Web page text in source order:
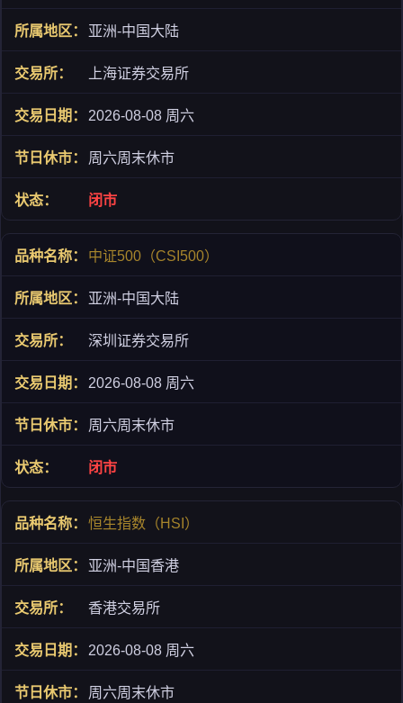
亚洲-中国大陆
上海证券交易所
2026-08-08 周六
周六周末休市
闭市
中证500（CSI500）
亚洲-中国大陆
深圳证券交易所
2026-08-08 周六
周六周末休市
闭市
恒生指数（HSI）
亚洲-中国香港
香港交易所
2026-08-08 周六
周六周末休市